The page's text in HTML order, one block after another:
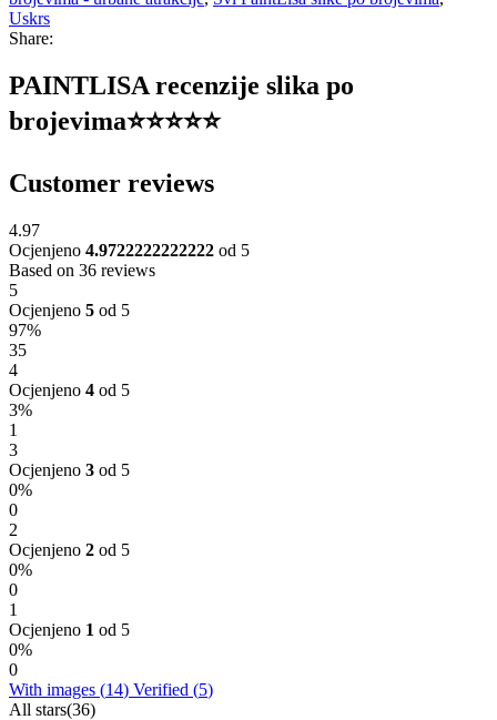
Uskrs
Share:
PAINTLISA recenzije slika po
brojevima⭐️⭐️⭐️⭐️⭐️
Customer reviews
4.97
Ocjenjeno 4.9722222222222 od 5
Based on 36 reviews
5
Ocjenjeno 5 od 5
97%
35
4
Ocjenjeno 4 od 5
3%
1
3
Ocjenjeno 3 od 5
0%
0
2
Ocjenjeno 2 od 5
0%
0
1
Ocjenjeno 1 od 5
0%
0
With images (14) Verified (5)
All stars(36)